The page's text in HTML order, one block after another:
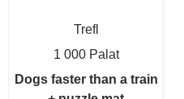
Trefl
1 000 Palat
Dogs faster than a train